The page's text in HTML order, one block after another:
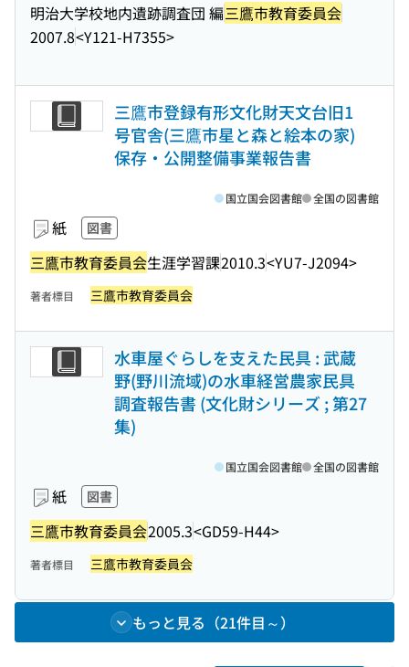
明治大学校地内遺跡調査団 編三鷹市教育委員会
2007.8<Y121-H7355>
三鷹市登録有形文化財天文台旧1
号官舎(三鷹市星と森と絵本の家)
保存・公開整備事業報告書
紙 図書
三鷹市教育委員会生涯学習課2010.3<YU7-J2094>
国立国会図書館 全国の図書館
著者標目 三鷹市教育委員会
水車屋ぐらしを支えた民具 : 武蔵
野(野川流域)の水車経営農家民具
調査報告書 (文化財シリーズ ; 第27
集)
紙 図書
三鷹市教育委員会2005.3<GD59-H44>
国立国会図書館 全国の図書館
著者標目 三鷹市教育委員会
もっと見る（21件目～）